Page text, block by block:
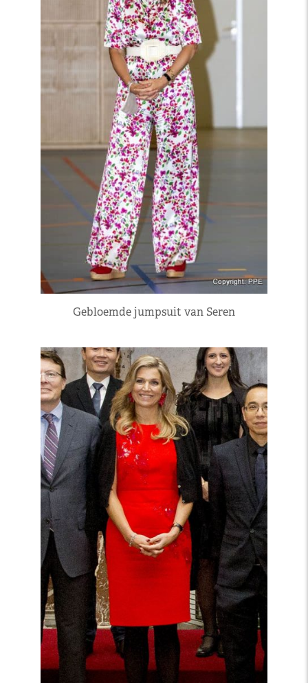
Gebloemde jumpsuit van Seren